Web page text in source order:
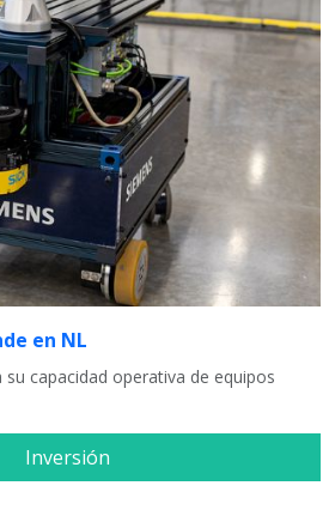
en NL
capacidad operativa de equipos
Inversión